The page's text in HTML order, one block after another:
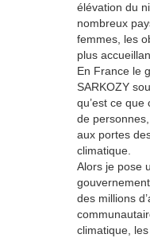
élévation du
nombreux
femmes, les
plus
En France le
SARKOZY
qu’est ce
de
aux portes
climatique.
Alors je pose
des millions
climatique,